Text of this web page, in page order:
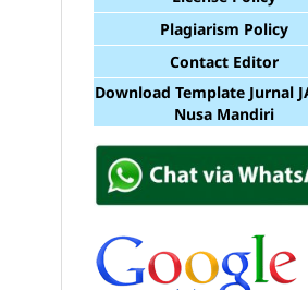
Plagiarism Policy
Contact Editor
Download Template Jurnal
Nusa Mandiri